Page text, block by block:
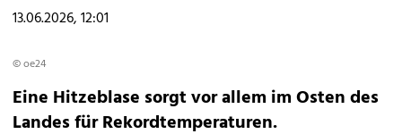
13.06.2026, 12:01
© oe24
Eine Hitzeblase sorgt vor allem im Osten des
Landes für Rekordtemperaturen.